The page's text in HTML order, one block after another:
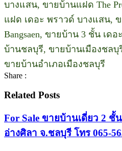
บางแสน, ขายบ้านแฝด The
แฝด เดอะ พราวด์ บางแสน, ข
Bangsaen, ขายบ้าน 3 ชั้น เด
บ้านชลบุรี, ขายบ้านเมืองชลบุ
ขายบ้านอำเภอเมืองชลบุรี
Share :
Related Posts
For Sale ขายบ้านเดี่ยว 2
อ่างศิลา จ.ชลบุรี โทร 065-